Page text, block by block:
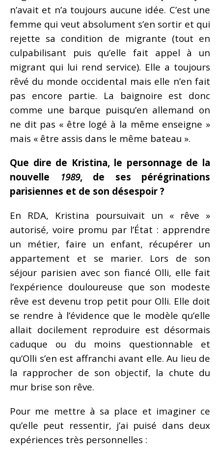
n’avait et n’a toujours aucune idée. C’est une
femme qui veut absolument s’en sortir et qui
rejette sa condition de migrante (tout en
culpabilisant puis qu’elle fait appel à un
migrant qui lui rend service). Elle a toujours
rêvé du monde occidental mais elle n’en fait
pas encore partie. La baignoire est donc
comme une barque puisqu’en allemand on
ne dit pas « être logé à la même enseigne »
mais « être assis dans le même bateau ».
Que dire de Kristina, le personnage de la
nouvelle 1989, de ses pérégrinations
parisiennes et de son désespoir ?
En RDA, Kristina poursuivait un « rêve »
autorisé, voire promu par l’État : apprendre
un métier, faire un enfant, récupérer un
appartement et se marier. Lors de son
séjour parisien avec son fiancé Olli, elle fait
l’expérience douloureuse que son modeste
rêve est devenu trop petit pour Olli. Elle doit
se rendre à l’évidence que le modèle qu’elle
allait docilement reproduire est désormais
caduque ou du moins questionnable et
qu’Olli s’en est affranchi avant elle. Au lieu de
la rapprocher de son objectif, la chute du
mur brise son rêve.
Pour me mettre à sa place et imaginer ce
qu’elle peut ressentir, j’ai puisé dans deux
expériences très personnelles :